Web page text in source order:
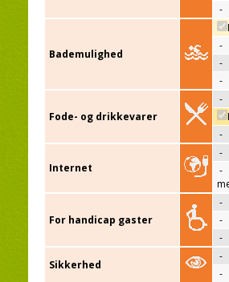
-
Bademulighed
-
-
-
Fode- og drikkevarer
-
-
Internet
-
-
For handicap gaster
-
-
-
Sikkerhed
-
-